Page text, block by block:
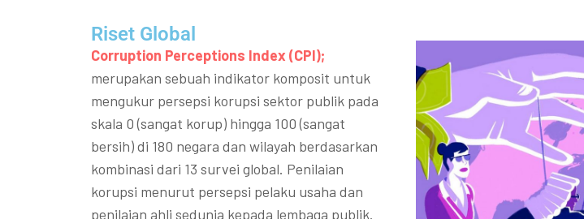
Riset Global​
Corruption Perceptions Index (CPI);
merupakan sebuah indikator komposit untuk
mengukur persepsi korupsi sektor publik pada
skala 0 (sangat korup) hingga 100 (sangat
bersih) di 180 negara dan wilayah berdasarkan
kombinasi dari 13 survei global. Penilaian
korupsi menurut persepsi pelaku usaha dan
penilaian ahli sedunia kepada lembaga publik.